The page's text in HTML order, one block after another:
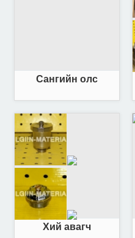
Сангийн олс
Хий авагч